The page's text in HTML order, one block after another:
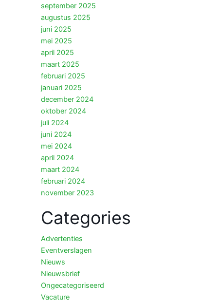
september 2025
augustus 2025
juni 2025
mei 2025
april 2025
maart 2025
februari 2025
januari 2025
december 2024
oktober 2024
juli 2024
juni 2024
mei 2024
april 2024
maart 2024
februari 2024
november 2023
Categories
Advertenties
Eventverslagen
Nieuws
Nieuwsbrief
Ongecategoriseerd
Vacature